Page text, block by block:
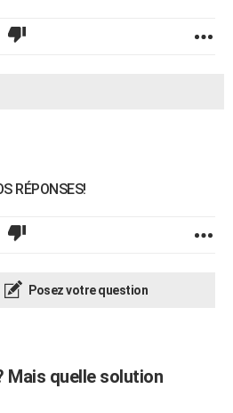
RÉPONSES!
Posez votre question
Mais quelle solution